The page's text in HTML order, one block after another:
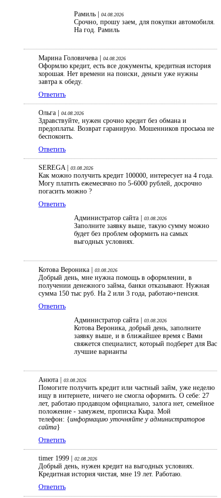
Рамиль | 04.08.2026
Срочно, прошу заем, для покупки автомобиля.
На год. Рамиль
Марина Головичева | 04.08.2026
Оформлю кредит, есть все документы, кредитная история
хорошая. Нет времени на поиски, деньги уже нужны
завтра к обеду.
Ответить
Ольга | 04.08.2026
Здравствуйте, нужен срочно кредит без обмана и
предоплаты. Возврат гаранирую. Мошенников просьюа не
беспокоить.
Ответить
SEREGA | 03.08.2026
Как можно получить кредит 100000, интересует на 4 года.
Могу платить ежемесячно по 5-6000 рублей, досрочно
погасить можно ?
Ответить
Администратор сайта |
03.08.2026
Заполните заявку выше, такую сумму можно
будет без проблем оформить на самых
выгодных условиях.
Котова Вероника | 03.08.2026
Добрый день, мне нужна помощь в оформлении, в
получении денежного займа, банки отказывают. Нужная
сумма 150 тыс руб. На 2 или 3 года, работаю+пенсия.
Ответить
Администратор сайта |
03.08.2026
Котова Вероника, добрый день, заполните
заявку выше, и в ближайшее время с Вами
свяжется специалист, который подберет для Вас
лучшие варианты
Анюта | 03.08.2026
Помогите получить кредит или частный займ, уже неделю
ищу в интернете, ничего не смогла оформить. О себе: 27
лет, работаю продавцом официально, залога нет, семейное
положение - замужем, прописка Кыра. Мой
телефон: {информацию уточняйте у администраторов
сайта}
Ответить
timer 1999 | 02.08.2026
Добрый день, нужен кредит на выгодных условиях.
Кредитная история чистая, мне 19 лет. Работаю.
Ответить